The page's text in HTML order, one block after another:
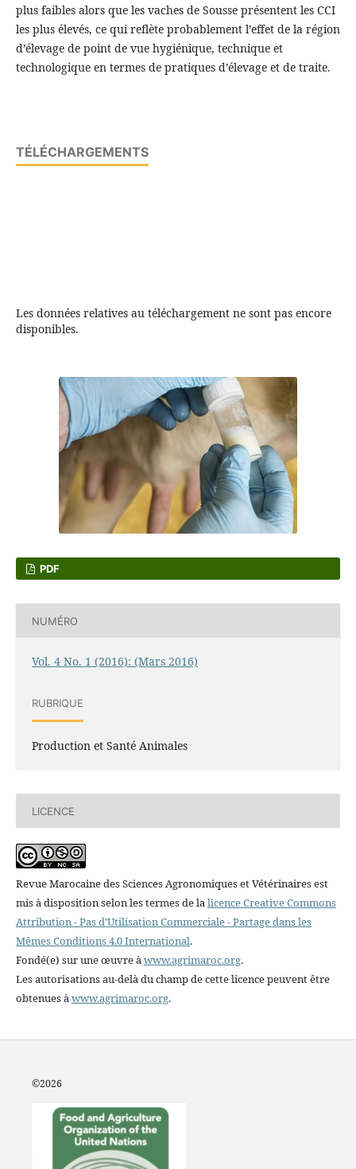
plus faibles alors que les vaches de Sousse présentent les CCI
les plus élevés, ce qui reflète probablement l’effet de la région
d’élevage de point de vue hygiénique, technique et
technologique en termes de pratiques d’élevage et de traite.
TÉLÉCHARGEMENTS
Les données relatives au téléchargement ne sont pas encore
disponibles.
PDF
NUMÉRO
Vol. 4 No. 1 (2016): (Mars 2016)
RUBRIQUE
Production et Santé Animales
LICENCE
Revue Marocaine des Sciences Agronomiques et Vétérinaires est
mis à disposition selon les termes de lalicence Creative Commons
Attribution - Pas d’Utilisation Commerciale - Partage dans les
Mêmes Conditions 4.0 International.
Fondé(e) sur une œuvre àwww.agrimaroc.org.
Les autorisations au-delà du champ de cette licence peuvent être
obtenues àwww.agrimaroc.org.
©2026